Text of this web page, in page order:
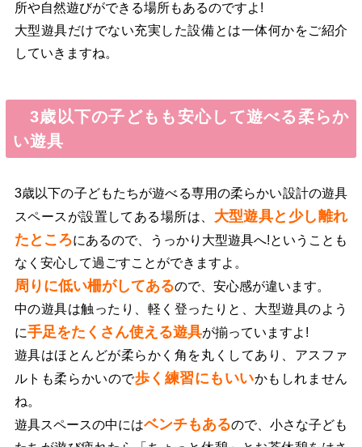
所や自然遊びができる場所もあるのですよ!
大型遊具だけでない充実した設備とは一体何かをご紹介
していきますね。
3歳以下の子どもも安心して遊べる柔らか
い遊具
3歳以下の子どもたちが遊べる専用の柔らかい設計の遊具
スペースが設置してある場所は、 大型遊具と少し離れ
たところにあるので、うっかり大型遊具へ!ということも
なく安心して過ごすことができますよ。
周りに低い柵がしてあるので、安心感が違います。
中の遊具は触ったり、軽く登ったりと、大型遊具のよう
に手足をたくさん使える遊具が揃っていますよ!
遊具はほとんどが柔らかく角を丸くしてあり、アスファ
ルトも柔らかいので歩く練習にもいいかもしれません
ね。
遊具スペースの中にはベンチもあるので、小さな子ども